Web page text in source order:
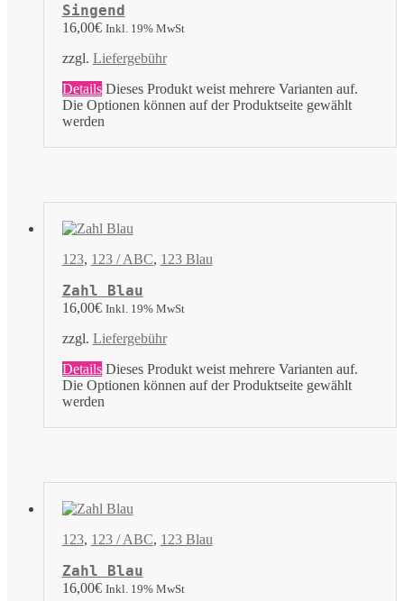
Singend
16,00€ Inkl. 19% MwSt
zzgl. Liefergebühr
Details Dieses Produkt weist mehrere Varianten auf.
Die Optionen können auf der Produktseite gewählt
werden
123, 123 / ABC, 123 Blau
Zahl Blau
16,00€ Inkl. 19% MwSt
zzgl. Liefergebühr
Details Dieses Produkt weist mehrere Varianten auf.
Die Optionen können auf der Produktseite gewählt
werden
123, 123 / ABC, 123 Blau
Zahl Blau
16,00€ Inkl. 19% MwSt